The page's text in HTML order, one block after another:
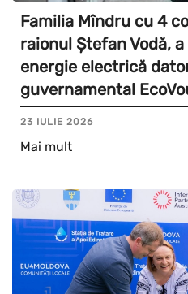
Familia Mîndru cu 4
raionul Ștefan Vodă,
energie electrică
guvernamental
23 IULIE 2026
Mai mult